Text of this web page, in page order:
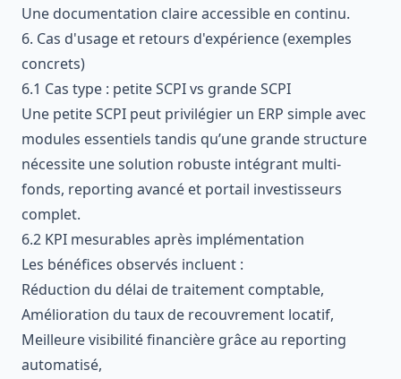
Une documentation claire accessible en continu.
6. Cas d'usage et retours d'expérience (exemples
concrets)
6.1 Cas type : petite SCPI vs grande SCPI
Une petite SCPI peut privilégier un ERP simple avec
modules essentiels tandis qu’une grande structure
nécessite une solution robuste intégrant multi-
fonds, reporting avancé et portail investisseurs
complet.
6.2 KPI mesurables après implémentation
Les bénéfices observés incluent :
Réduction du délai de traitement comptable,
Amélioration du taux de recouvrement locatif,
Meilleure visibilité financière grâce au reporting
automatisé,